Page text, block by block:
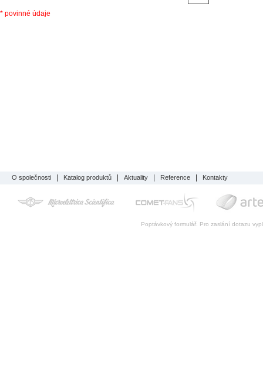
* povinné údaje
O společnosti Katalog produktů Aktuality Reference Kontakty
Poptávkový formulář. Pro zaslání dotazu